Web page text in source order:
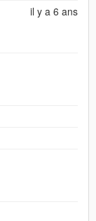
il y a 6 ans